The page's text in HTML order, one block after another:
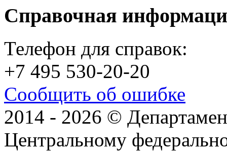
Справочная
Телефон для справок:
+7 495 530-20-20
Сообщить об ошибке
2014 - 2026 ©
Центральному